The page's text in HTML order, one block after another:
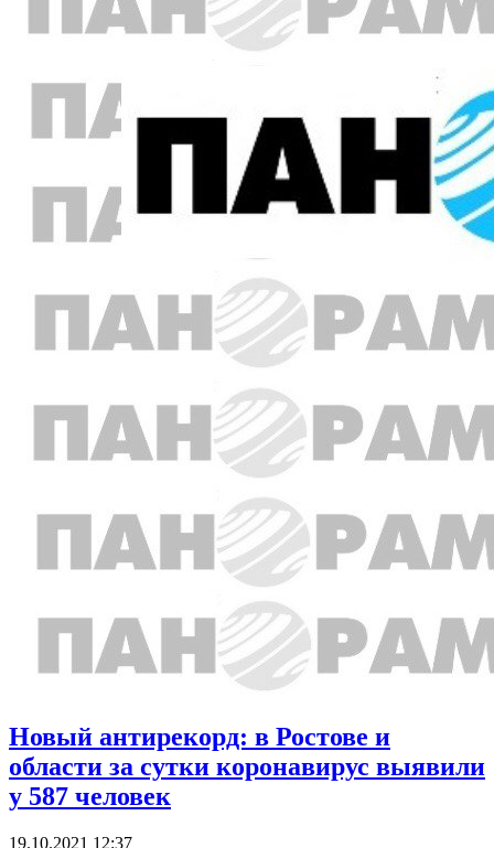
Новый антирекорд: в Ростове и
области за сутки коронавирус выявили
у 587 человек
19.10.2021 12:37